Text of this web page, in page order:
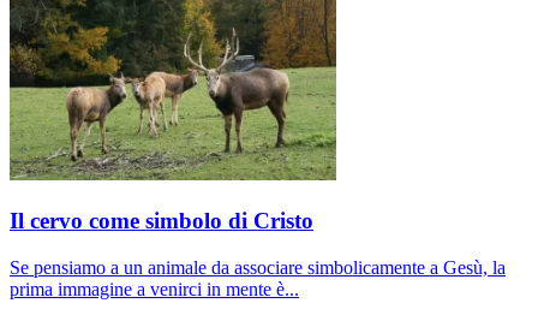
Il cervo come simbolo di Cristo
Se pensiamo a un animale da associare simbolicamente a Gesù, la
prima immagine a venirci in mente è...